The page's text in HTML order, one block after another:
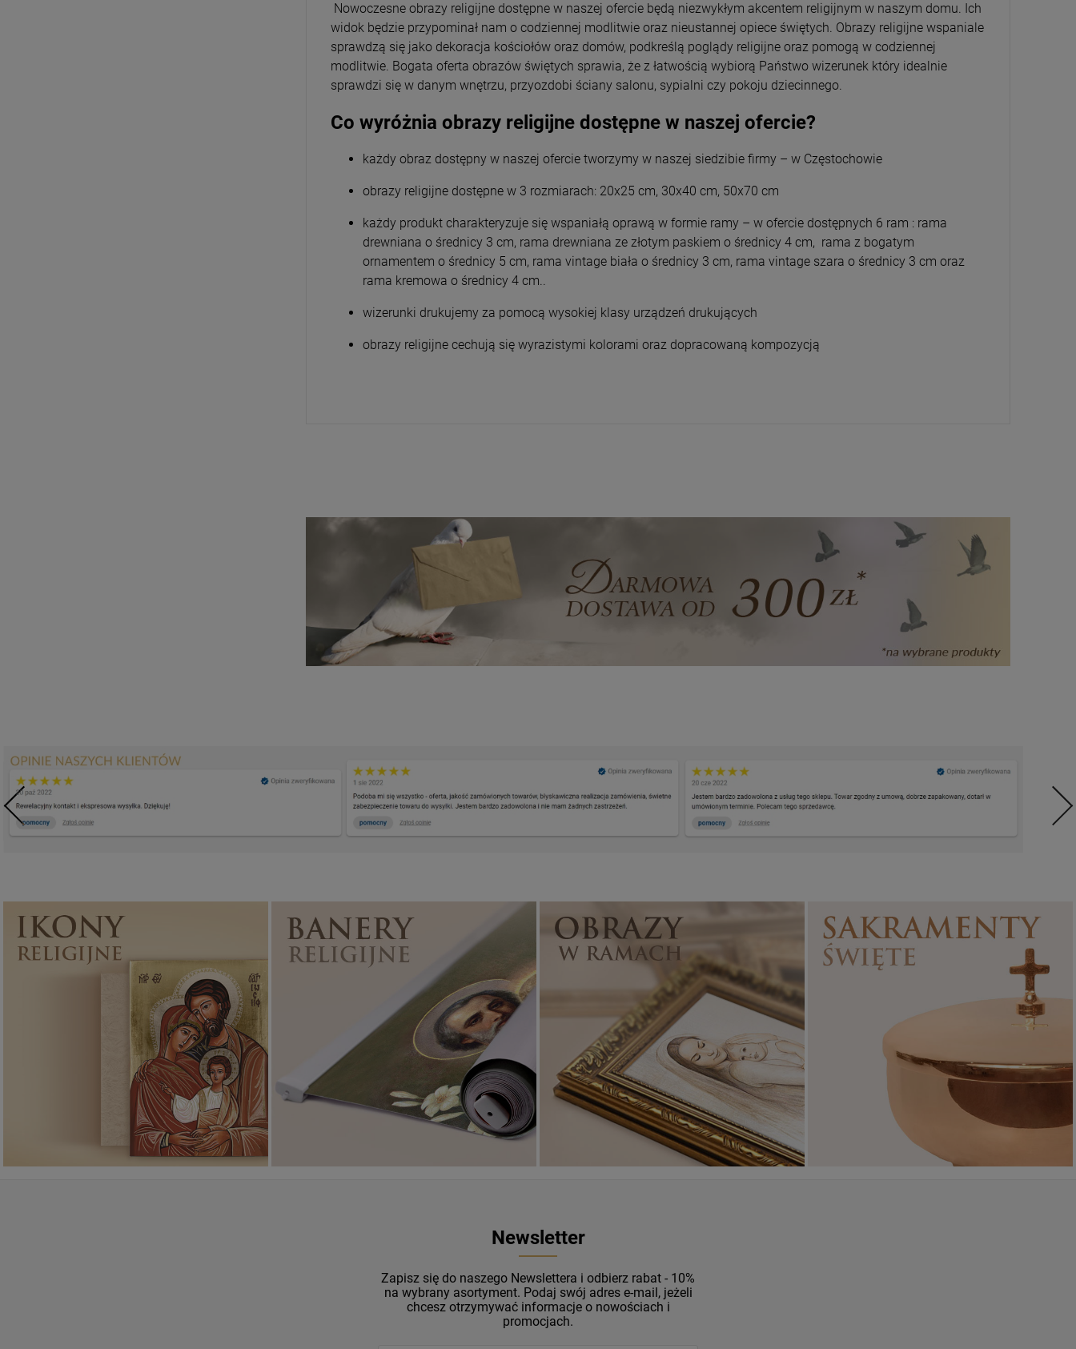
Nowoczesne obrazy religijne dostępne w naszej ofercie będą niezwykłym akcentem religijnym w naszym domu. Ich
widok będzie przypominał nam o codziennej modlitwie oraz nieustannej opiece świętych. Obrazy religijne wspaniale
sprawdzą się jako dekoracja kościołów oraz domów, podkreślą poglądy religijne oraz pomogą w codziennej
modlitwie. Bogata oferta obrazów świętych sprawia, że z łatwością wybiorą Państwo wizerunek który idealnie
sprawdzi się w danym wnętrzu, przyozdobi ściany salonu, sypialni czy pokoju dziecinnego.
Co wyróżnia obrazy religijne dostępne w naszej ofercie?
każdy obraz dostępny w naszej ofercie tworzymy w naszej siedzibie firmy – w Częstochowie
obrazy religijne dostępne w 3 rozmiarach: 20x25 cm, 30x40 cm, 50x70 cm
każdy produkt charakteryzuje się wspaniałą oprawą w formie ramy – w ofercie dostępnych 6 ram : rama
drewniana o średnicy 3 cm, rama drewniana ze złotym paskiem o średnicy 4 cm, rama z bogatym
ornamentem o średnicy 5 cm, rama vintage biała o średnicy 3 cm, rama vintage szara o średnicy 3 cm oraz
rama kremowa o średnicy 4 cm..
wizerunki drukujemy za pomocą wysokiej klasy urządzeń drukujących
obrazy religijne cechują się wyrazistymi kolorami oraz dopracowaną kompozycją
Ikony religijne
PONAD 400
WZORÓW
Banery religijne Obrazy religijne
PIĘKNE
WZORY
Sakramenty Święte
Newsletter
Zapisz się do naszego Newslettera i odbierz rabat - 10%
na wybrany asortyment. Podaj swój adres e-mail, jeżeli
chcesz otrzymywać informacje o nowościach i
promocjach.